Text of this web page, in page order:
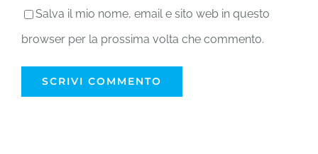
Salva il mio nome, email e sito web in questo
browser per la prossima volta che commento.